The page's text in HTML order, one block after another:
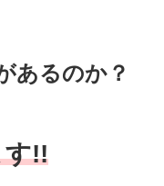
あるのか？
す!!